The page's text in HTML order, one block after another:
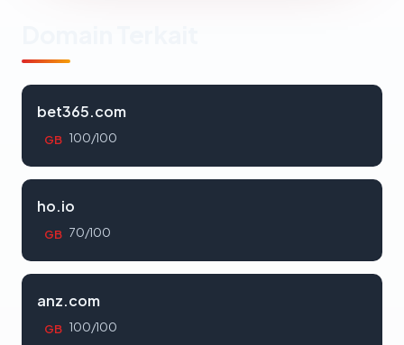
bet365.com
GB 100/100
ho.io
GB 70/100
anz.com
GB 100/100